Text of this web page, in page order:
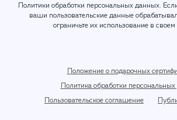
Политики обработки персональных данных.
ваши пользовательские данные
ограничьте их использование в своем
Положение о подарочных
Политика обработки
Пользовательское соглашение